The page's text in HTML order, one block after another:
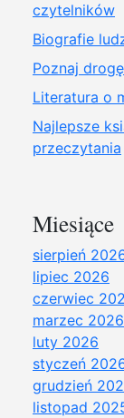
czytelników
Biografie
Poznaj
Literatura o
Najlepsze
przeczytania
Miesiące
sierpień
lipiec 2026
czerwiec
marzec 2026
luty 2026
styczeń
grudzień
listopad